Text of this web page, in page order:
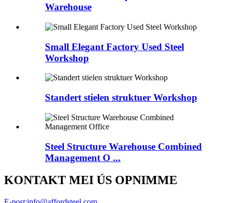
Warehouse
Small Elegant Factory Used Steel
Workshop
Standert stielen struktuer Workshop
Steel Structure Warehouse Combined
Management O ...
KONTAKT MEI ÚS OPNIMME